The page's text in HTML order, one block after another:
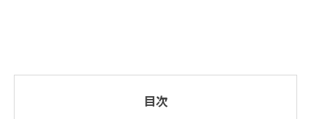
目次